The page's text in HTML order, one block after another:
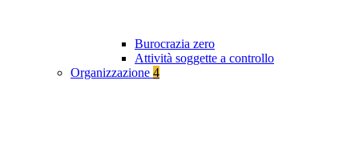
Burocrazia zero
Attività soggette a controllo
Organizzazione 4